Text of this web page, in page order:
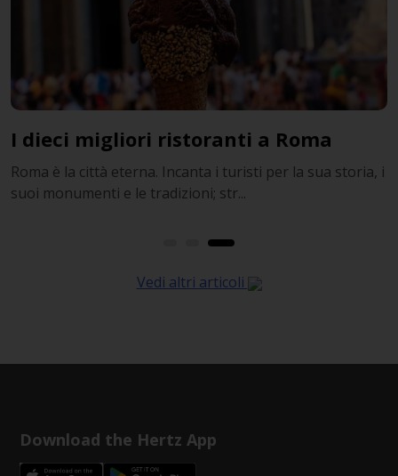
I dieci migliori ristoranti a Roma
Roma è la città eterna. Incanta i turisti per la sua storia, i
suoi monumenti e le tradizioni; str...
Vedi altri articoli
Download the Hertz App